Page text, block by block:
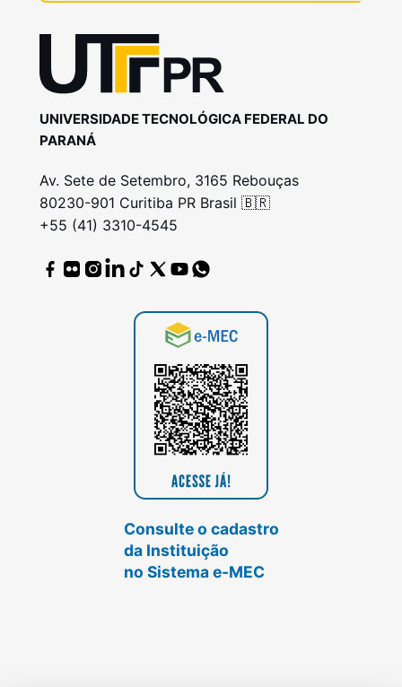
UNIVERSIDADE TECNOLÓGICA FEDERAL DO
PARANÁ
Av. Sete de Setembro, 3165 Rebouças
80230-901 Curitiba PR Brasil 🇧🇷
+55 (41) 3310-4545
Consulte o cadastro
da Instituição
no Sistema e-MEC